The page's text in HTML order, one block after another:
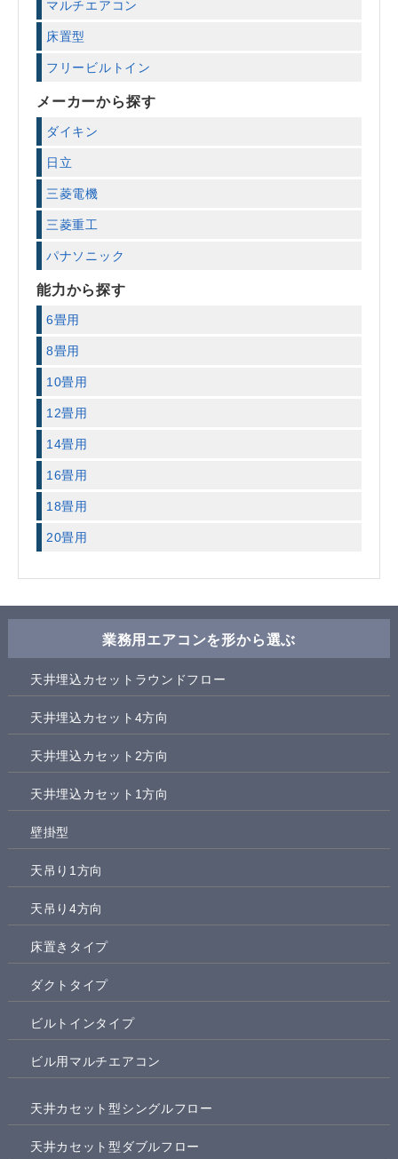
マルチエアコン
床置型
フリービルトイン
メーカーから探す
ダイキン
日立
三菱電機
三菱重工
パナソニック
能力から探す
6畳用
8畳用
10畳用
12畳用
14畳用
16畳用
18畳用
20畳用
業務用エアコンを形から選ぶ
天井埋込カセットラウンドフロー
天井埋込カセット4方向
天井埋込カセット2方向
天井埋込カセット1方向
壁掛型
天吊り1方向
天吊り4方向
床置きタイプ
ダクトタイプ
ビルトインタイプ
ビル用マルチエアコン
天井カセット型シングルフロー
天井カセット型ダブルフロー